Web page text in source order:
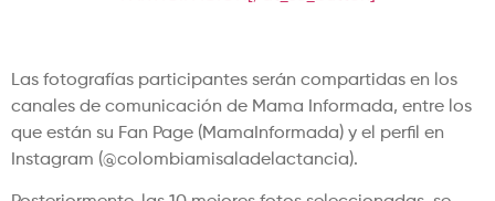
Las fotografías participantes serán compartidas en los
canales de comunicación de Mama Informada, entre los
que están su Fan Page (MamaInformada) y el perfil en
Instagram (@colombiamisaladelactancia).